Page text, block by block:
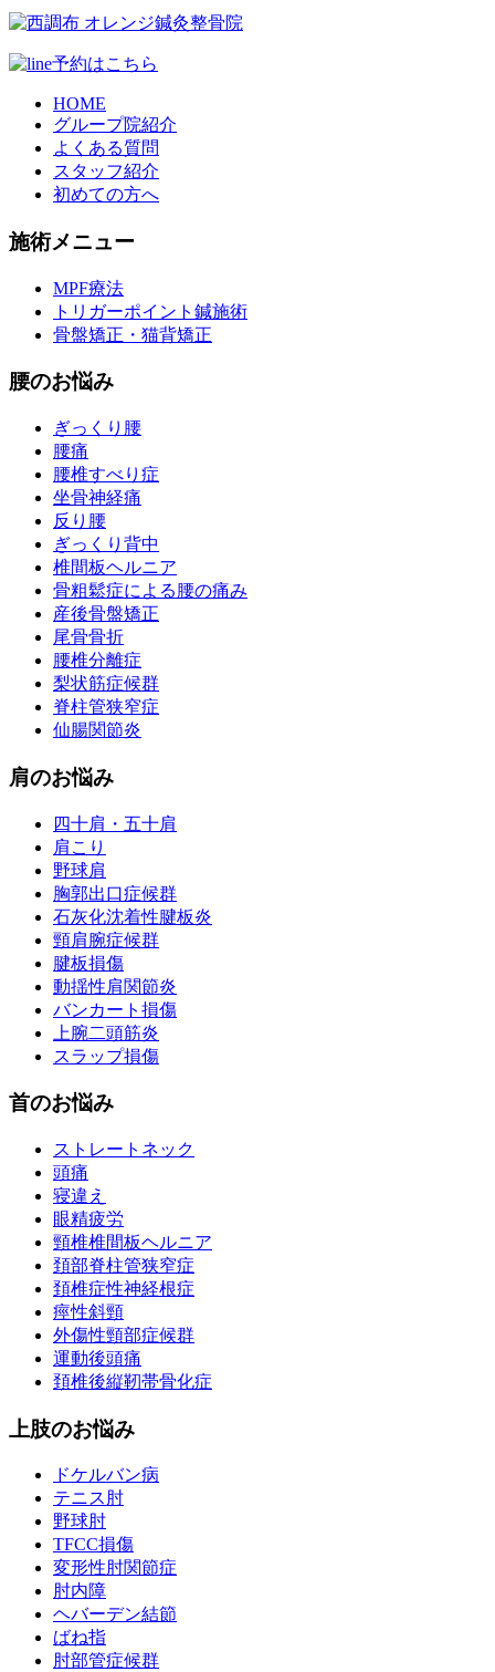
HOME
グループ院紹介
よくある質問
スタッフ紹介
初めての方へ
施術メニュー
MPF療法
トリガーポイント鍼施術
骨盤矯正・猫背矯正
腰のお悩み
ぎっくり腰
腰痛
腰椎すべり症
坐骨神経痛
反り腰
ぎっくり背中
椎間板ヘルニア
骨粗鬆症による腰の痛み
産後骨盤矯正
尾骨骨折
腰椎分離症
梨状筋症候群
脊柱管狭窄症
仙腸関節炎
肩のお悩み
四十肩・五十肩
肩こり
野球肩
胸郭出口症候群
石灰化沈着性腱板炎
頸肩腕症候群
腱板損傷
動揺性肩関節炎
バンカート損傷
上腕二頭筋炎
スラップ損傷
首のお悩み
ストレートネック
頭痛
寝違え
眼精疲労
頸椎椎間板ヘルニア
頚部脊柱管狭窄症
頚椎症性神経根症
痙性斜頸
外傷性頸部症候群
運動後頭痛
頚椎後縦靭帯骨化症
上肢のお悩み
ドケルバン病
テニス肘
野球肘
TFCC損傷
変形性肘関節症
肘内障
ヘバーデン結節
ばね指
肘部管症候群